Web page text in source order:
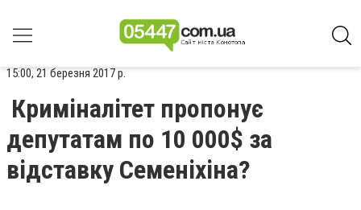
15:00, 21 березня 2017 р.
Криміналітет пропонує
депутатам по 10 000$ за
відставку Семеніхіна?